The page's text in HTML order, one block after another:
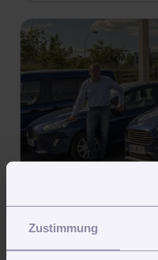
Zustimmung